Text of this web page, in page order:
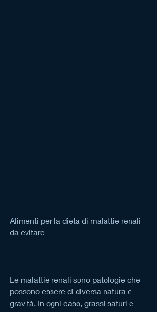
Alimenti per la dieta di malattie renali
da evitare
Le malattie renali sono patologie che
possono essere di diversa natura e
gravità. In ogni caso, grassi saturi e